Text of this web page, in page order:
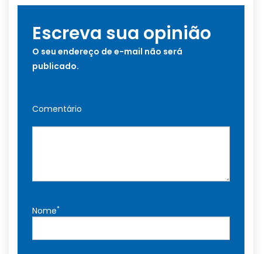
Escreva sua opinião
O seu endereço de e-mail não será
publicado.
Comentário
Nome*